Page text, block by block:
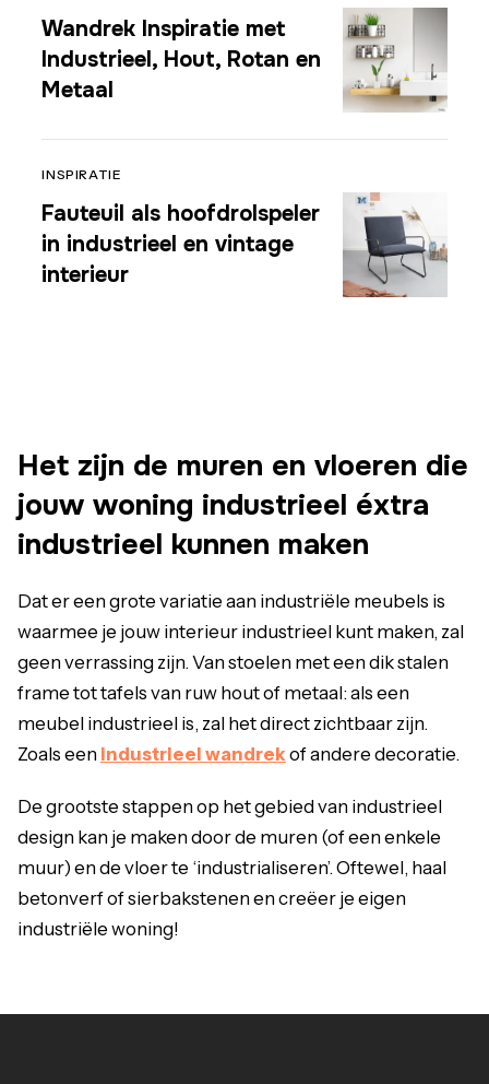
Wandrek Inspiratie met
Industrieel, Hout, Rotan en
Metaal
INSPIRATIE
Fauteuil als hoofdrolspeler
in industrieel en vintage
interieur
Het zijn de muren en vloeren die
jouw woning industrieel éxtra
industrieel kunnen maken
Dat er een grote variatie aan industriële meubels is
waarmee je jouw interieur industrieel kunt maken, zal
geen verrassing zijn. Van stoelen met een dik stalen
frame tot tafels van ruw hout of metaal: als een
meubel industrieel is, zal het direct zichtbaar zijn.
Zoals een industrieel wandrekof andere decoratie.
De grootste stappen op het gebied van industrieel
design kan je maken door de muren (of een enkele
muur) en de vloer te ‘industrialiseren’. Oftewel, haal
betonverf of sierbakstenen en creëer je eigen
industriële woning!